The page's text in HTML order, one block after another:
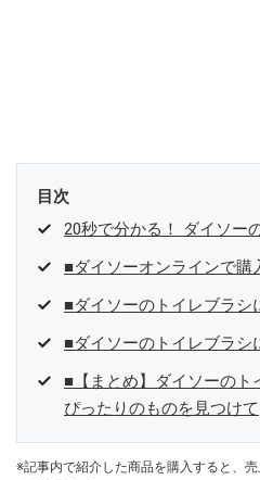
目次
20秒で分かる！ ダイソー
■ダイソーオンラインで購
■ダイソーのトイレブラシ
■ダイソーのトイレブラシ
■【まとめ】ダイソーのト
ぴったりのものを見つけて
※記事内で紹介した商品を購入すると、